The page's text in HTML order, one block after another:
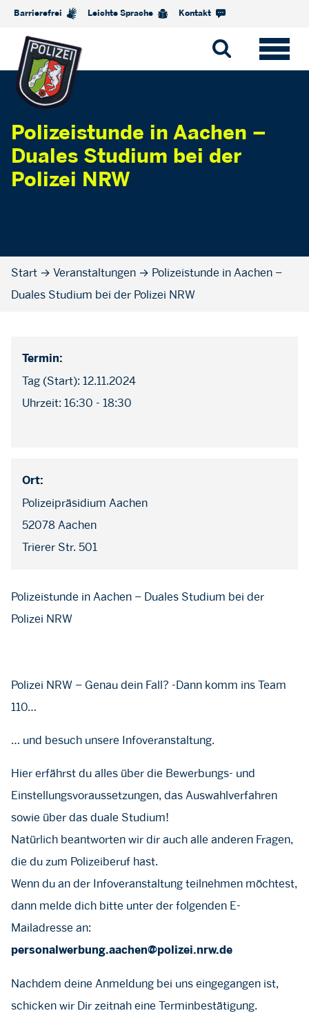
Barrierefrei Leichte Sprache Kontakt
Polizeistunde in Aachen –
Duales Studium bei der
Polizei NRW
Start → Veranstaltungen → Polizeistunde in Aachen –
Duales Studium bei der Polizei NRW
Termin:
Tag (Start): 12.11.2024
Uhrzeit: 16:30 - 18:30
Ort:
Polizeipräsidium Aachen
52078 Aachen
Trierer Str. 501
Polizeistunde in Aachen – Duales Studium bei der
Polizei NRW
Polizei NRW – Genau dein Fall? -Dann komm ins Team
110…
… und besuch unsere Infoveranstaltung.
Hier erfährst du alles über die Bewerbungs- und
Einstellungsvoraussetzungen, das Auswahlverfahren
sowie über das duale Studium!
Natürlich beantworten wir dir auch alle anderen Fragen,
die du zum Polizeiberuf hast.
Wenn du an der Infoveranstaltung teilnehmen möchtest,
dann melde dich bitte unter der folgenden E-
Mailadresse an:
personalwerbung.aachen@polizei.nrw.de
Nachdem deine Anmeldung bei uns eingegangen ist,
schicken wir Dir zeitnah eine Terminbestätigung.